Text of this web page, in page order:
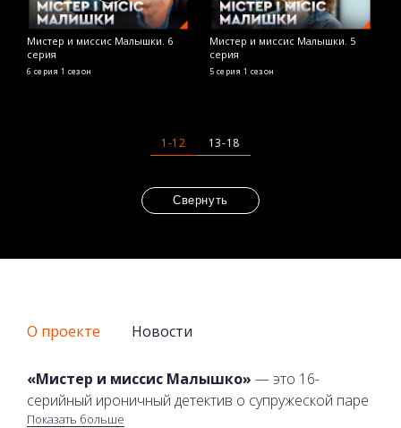
Мистер и миссис Малышки. 6
серия
6 серия 1 сезон
Мистер и миссис Малышки. 5
серия
5 серия 1 сезон
1-12 13-18
Свернуть
О проекте Новости
«Мистер и миссис Малышко» — это 16-
серийный ироничный детектив о супружеской паре
Александра и Марии — заботливых, внимательных
Показать больше